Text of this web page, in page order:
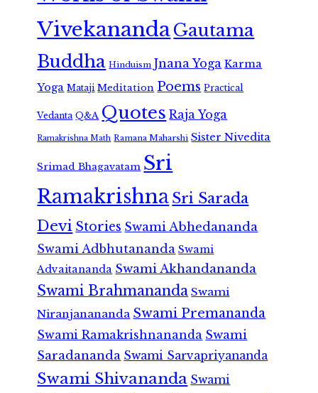
VivekanandaGautama
Buddha Hinduism Jnana Yoga Karma
Yoga Mataji Meditation Poems Practical
Vedanta Q&A Quotes Raja Yoga
Ramakrishna Math Ramana Maharshi Sister Nivedita
Srimad Bhagavatam Sri
RamakrishnaSri Sarada
Devi Stories Swami Abhedananda
Swami Adbhutananda Swami
Advaitananda Swami Akhandananda
Swami Brahmananda Swami
Niranjanananda Swami Premananda
Swami Ramakrishnananda Swami
Saradananda Swami Sarvapriyananda
Swami Shivananda Swami